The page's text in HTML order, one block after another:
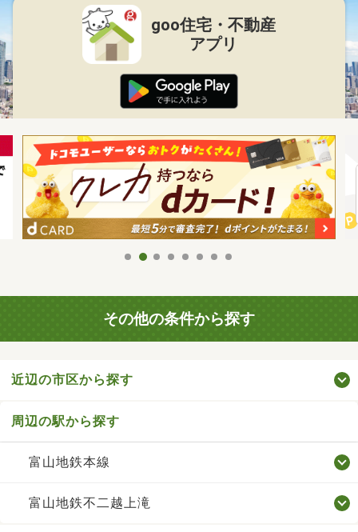
goo住宅・不動産
アプリ
その他の条件から探す
近辺の市区から探す
周辺の駅から探す
富山地鉄本線
富山地鉄不二越上滝